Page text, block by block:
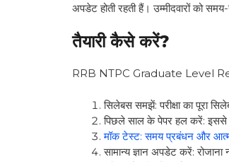
अपडेट होती रहती हैं। उम्मीदवारों को
तैयारी कैसे करें?
RRB NTPC Graduate Level
सिलेबस समझें: परीक्षा का पूरा
पिछले साल के पेपर हल करें: इससे
मॉक टेस्ट: समय प्रबंधन और
सामान्य ज्ञान अपडेट करें: